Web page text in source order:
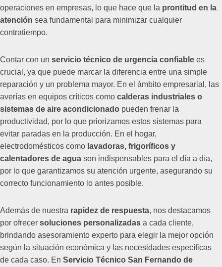
operaciones en empresas, lo que hace que la prontitud en la
atención sea fundamental para minimizar cualquier
contratiempo.
Contar con un servicio técnico de urgencia confiable es
crucial, ya que puede marcar la diferencia entre una simple
reparación y un problema mayor. En el ámbito empresarial, las
averías en equipos críticos como calderas industriales o
sistemas de aire acondicionado pueden frenar la
productividad, por lo que priorizamos estos sistemas para
evitar paradas en la producción. En el hogar,
electrodomésticos como lavadoras, frigoríficos y
calentadores de agua son indispensables para el día a día,
por lo que garantizamos su atención urgente, asegurando su
correcto funcionamiento lo antes posible.
Además de nuestra rapidez de respuesta, nos destacamos
por ofrecer soluciones personalizadas a cada cliente,
brindando asesoramiento experto para elegir la mejor opción
según la situación económica y las necesidades específicas
de cada caso. En Servicio Técnico San Fernando de